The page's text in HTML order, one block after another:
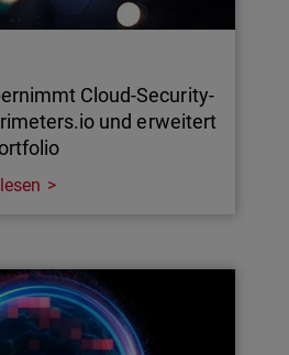
Cloud-Security-
und erweitert